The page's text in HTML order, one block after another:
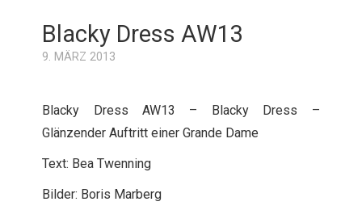
Blacky Dress AW13
9. MÄRZ 2013
Blacky Dress AW13 – Blacky Dress –
Glänzender Auftritt einer Grande Dame
Text: Bea Twenning
Bilder: Boris Marberg